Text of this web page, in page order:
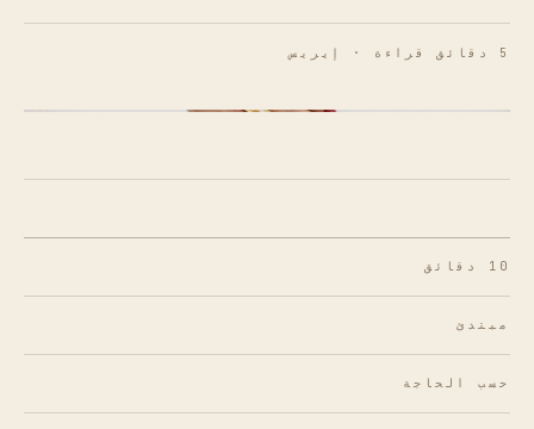
5 دقائق قراءة · إيريس
10 دقائق
مبتدئ
حسب الحاجة